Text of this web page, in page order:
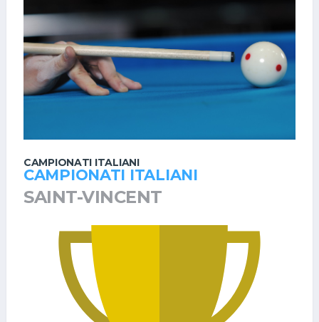
CAMPIONATI ITALIANI
CAMPIONATI ITALIANI
SAINT-VINCENT